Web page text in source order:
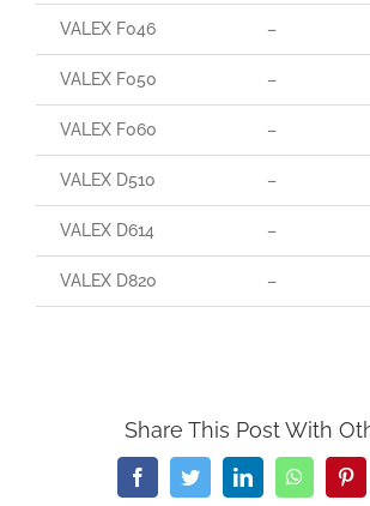
VALEX F046 –
VALEX F050 –
VALEX F060 –
VALEX D510 –
VALEX D614 –
VALEX D820 –
Share This Post With
FacebookTwitterLinkedInWhatsApp